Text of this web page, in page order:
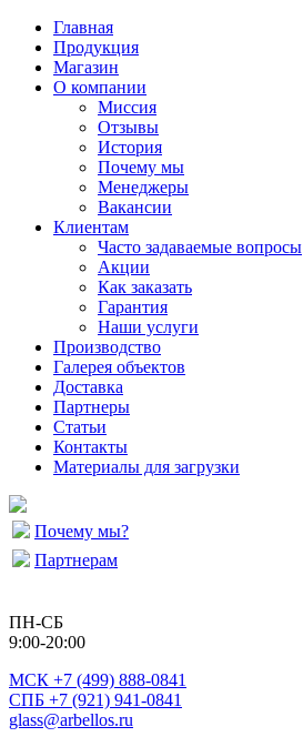
Главная
Продукция
Магазин
О компании
Миссия
Отзывы
История
Почему мы
Менеджеры
Вакансии
Клиентам
Часто задаваемые вопросы
Акции
Как заказать
Гарантия
Наши услуги
Производство
Галерея объектов
Доставка
Партнеры
Статьи
Контакты
Материалы для загрузки
Почему мы?
Партнерам
ПН-СБ
9:00-20:00
МСК +7 (499) 888-0841
СПБ +7 (921) 941-0841
glass@arbellos.ru